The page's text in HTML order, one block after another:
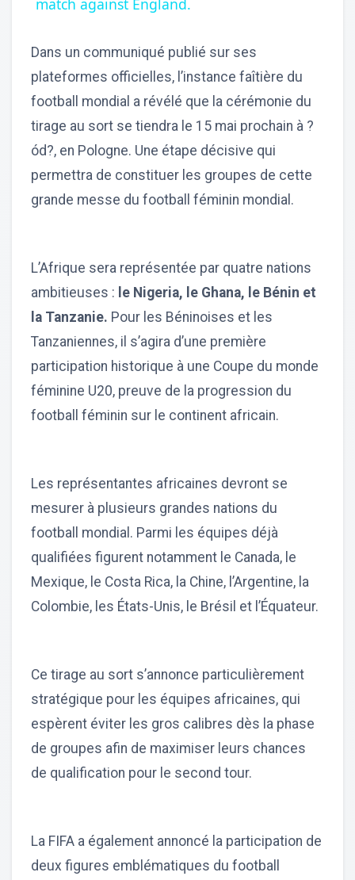
match against England.
Dans un communiqué publié sur ses
plateformes officielles, l’instance faîtière du
football mondial a révélé que la cérémonie du
tirage au sort se tiendra le 15 mai prochain à ?
ód?, en Pologne. Une étape décisive qui
permettra de constituer les groupes de cette
grande messe du football féminin mondial.
L’Afrique sera représentée par quatre nations
ambitieuses : le Nigeria, le Ghana, le Bénin et
la Tanzanie. Pour les Béninoises et les
Tanzaniennes, il s’agira d’une première
participation historique à une Coupe du monde
féminine U20, preuve de la progression du
football féminin sur le continent africain.
Les représentantes africaines devront se
mesurer à plusieurs grandes nations du
football mondial. Parmi les équipes déjà
qualifiées figurent notamment le Canada, le
Mexique, le Costa Rica, la Chine, l’Argentine, la
Colombie, les États-Unis, le Brésil et l’Équateur.
Ce tirage au sort s’annonce particulièrement
stratégique pour les équipes africaines, qui
espèrent éviter les gros calibres dès la phase
de groupes afin de maximiser leurs chances
de qualification pour le second tour.
La FIFA a également annoncé la participation de
deux figures emblématiques du football